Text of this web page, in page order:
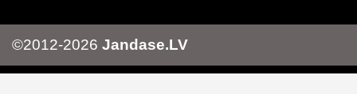
©2012-2026 Jandase.LV